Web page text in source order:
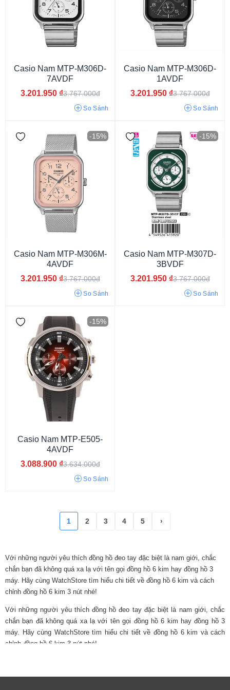
Bát giác Mặt chữ nhật
Mới ra mắt 2024
Đính đá Số La Mã
Siêu mỏng Giống Audemars Piguet Lộ máy
Casio Nam MTP-M306D-
7AVDF
3.201.950 ₫3.767.000đ
So Sánh
Casio Nam MTP-M306D-
1AVDF
3.201.950 ₫3.767.000đ
So Sánh
-15%
Casio Nam MTP-M306M-
4AVDF
3.201.950 ₫3.767.000đ
So Sánh
-15%
Casio Nam MTP-M307D-
3BVDF
3.201.950 ₫3.767.000đ
So Sánh
-15%
Casio Nam MTP-E505-
4AVDF
3.088.900 ₫3.634.000đ
So Sánh
1 2 3 4 5 ›
Với những người yêu thích đồng hồ đeo tay đặc biệt là nam giới, chắc
chắn bạn đã không quá xa lạ với tên gọi đồng hồ 6 kim hay đồng hồ 3
máy. Hãy cùng WatchStore tìm hiểu chi tiết về đồng hồ 6 kim và cách
chỉnh đồng hồ 6 kim 3 nút nhé!
Với những người yêu thích đồng hồ đeo tay đặc biệt là nam giới, chắc
chắn bạn đã không quá xa lạ với tên gọi đồng hồ 6 kim hay đồng hồ 3
máy. Hãy cùng WatchStore tìm hiểu chi tiết về đồng hồ 6 kim và cách
chỉnh đồng hồ 6 kim 3 nút nhé!